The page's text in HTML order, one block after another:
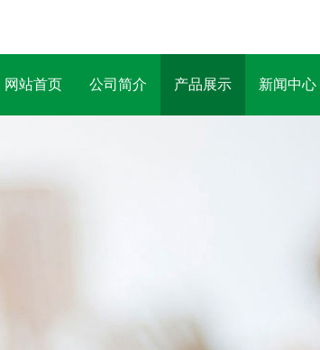
网站首页 公司简介 产品展示 新闻中心